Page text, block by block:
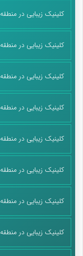
کلینیک زیبایی در منطقه 8
کلینیک زیبایی در منطقه 9
کلینیک زیبایی در منطقه 10
کلینیک زیبایی در منطقه 11
کلینیک زیبایی در منطقه 12
کلینیک زیبایی در منطقه 13
کلینیک زیبایی در منطقه 14
کلینیک زیبایی در منطقه 15